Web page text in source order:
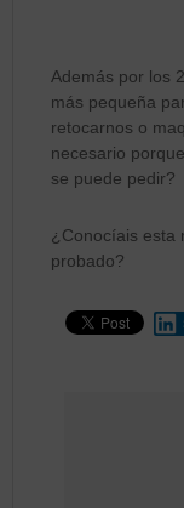
Además por los
más pequeña
retocarnos o
necesario
se puede pedir?
¿Conocíais esta
probado?